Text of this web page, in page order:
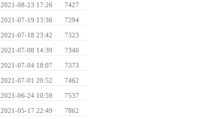
2021-08-23 17:26 7427
2021-07-19 13:36 7294
2021-07-18 23:42 7323
2021-07-08 14:39 7340
2021-07-04 18:07 7373
2021-07-01 20:52 7462
2021-06-24 10:59 7537
2021-05-17 22:49 7862